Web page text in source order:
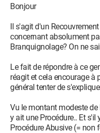
Bonjour
Il s'agit d'un
concernant absolument
Branquignolage? On ne
Le fait de répondre à ce
réagit et cela encourage à
général tenter de
Vu le montant modeste
y ait une Procédure.. Et s'il
Procédure Abusive (= non